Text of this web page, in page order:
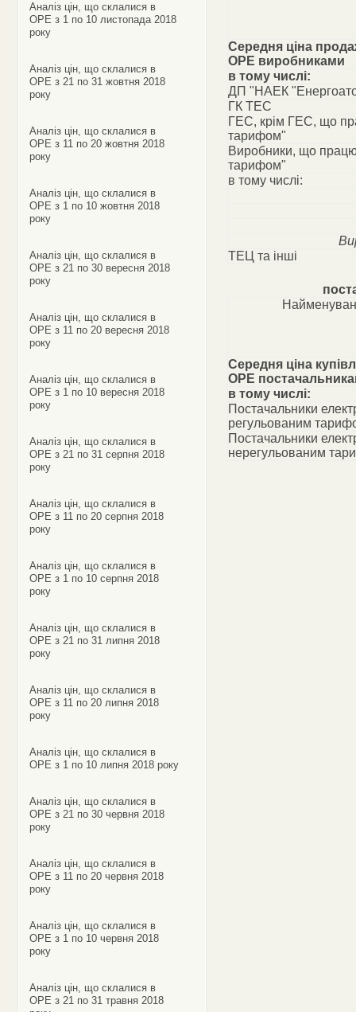
Аналіз цін, що склалися в
ОРЕ з 1 по 10 листопада 2018
року
Аналіз цін, що склалися в
ОРЕ з 21 по 31 жовтня 2018
року
Аналіз цін, що склалися в
ОРЕ з 11 по 20 жовтня 2018
року
Аналіз цін, що склалися в
ОРЕ з 1 по 10 жовтня 2018
року
Аналіз цін, що склалися в
ОРЕ з 21 по 30 вересня 2018
року
Аналіз цін, що склалися в
ОРЕ з 11 по 20 вересня 2018
року
Аналіз цін, що склалися в
ОРЕ з 1 по 10 вересня 2018
року
Аналіз цін, що склалися в
ОРЕ з 21 по 31 серпня 2018
року
Аналіз цін, що склалися в
ОРЕ з 11 по 20 серпня 2018
року
Аналіз цін, що склалися в
ОРЕ з 1 по 10 серпня 2018
року
Аналіз цін, що склалися в
ОРЕ з 21 по 31 липня 2018
року
Аналіз цін, що склалися в
ОРЕ з 11 по 20 липня 2018
року
Аналіз цін, що склалися в
ОРЕ з 1 по 10 липня 2018 року
Аналіз цін, що склалися в
ОРЕ з 21 по 30 червня 2018
року
Аналіз цін, що склалися в
ОРЕ з 11 по 20 червня 2018
року
Аналіз цін, що склалися в
ОРЕ з 1 по 10 червня 2018
року
Аналіз цін, що склалися в
ОРЕ з 21 по 31 травня 2018
Середня ціна
ОРЕ виробниками
в тому числі:
ДП "НАЕК
ГК ТЕС
ГЕС, крім ГЕС, що
тарифом"
Виробники, що
тарифом"
в тому числі:
ТЕЦ та інші
Середня ціна
ОРЕ
в тому числі:
Постачальники
регульованим
Постачальники
нерегульованим